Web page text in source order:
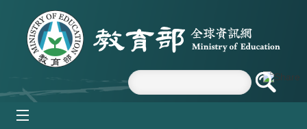
跳到主要內容區塊